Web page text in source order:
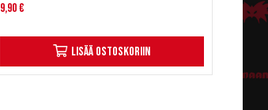
9,90 €
Lisää ostoskoriin